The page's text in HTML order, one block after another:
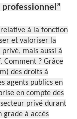
à la fonction
et valoriser la
mais aussi à
Comment ? Grâce
des droits à
agents publics en
en compte des
privé durant
grade à accès